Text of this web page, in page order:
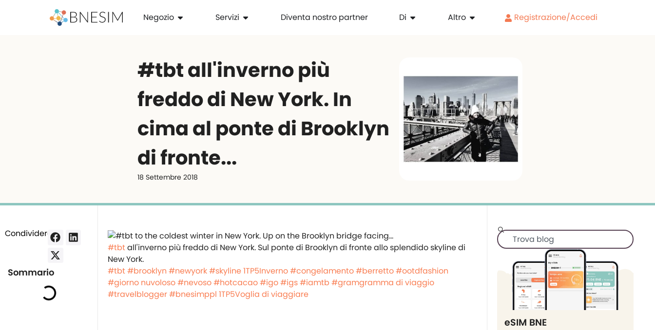
Negozio Servizi Diventa nostro partner Di Altro Registrazione/Accedi
#tbt all'inverno più
freddo di New York. In
cima al ponte di Brooklyn
di fronte...
18 Settembre 2018
Condividere:
Sommario
#tbtall'inverno più freddo di New York. Sul ponte di Brooklyn di fronte allo splendido skyline di
New York.
#tbt#brooklyn #newyork#skyline1TP5Inverno#congelamento#berretto#ootdfashion
#giorno nuvoloso#nevoso#hotcacao#igo#igs#iamtb #gramgramma di viaggio
#travelblogger#bnesimppl 1TP5Voglia di viaggiare
eSIM BNE